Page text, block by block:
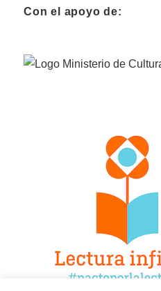
Con el apoyo de: